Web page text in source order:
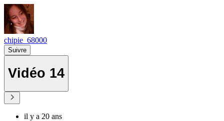
chipie_68000
Suivre
Vidéo 14
il y a 20 ans